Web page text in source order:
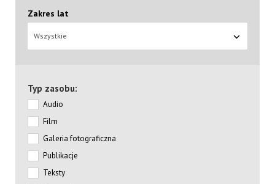
Zakres lat
Wszystkie
Typ zasobu:
Audio
Film
Galeria fotograficzna
Publikacje
Teksty